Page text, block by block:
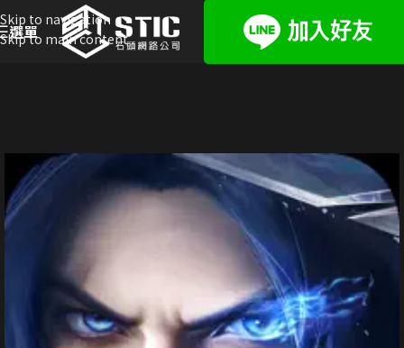
Skip to navigation
Skip to main content
選單